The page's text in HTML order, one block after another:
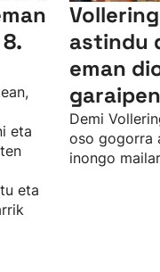
eta
eta
astindu
eman
Demi
oso gogorra
inongo